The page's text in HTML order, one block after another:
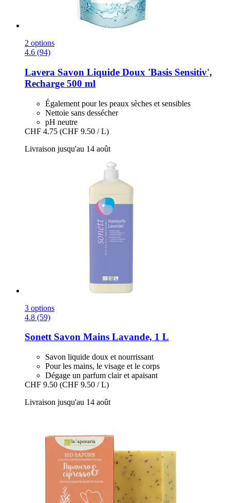
2 options
4.6 (94)
Lavera Savon Liquide Doux 'Basis Sensitiv',
Recharge 500 ml
Également pour les peaux sèches et sensibles
Nettoie sans dessécher
pH neutre
CHF 4.75 (CHF 9.50 / L)
Livraison jusqu'au 14 août
3 options
4.8 (59)
SonettSavon Mains Lavande, 1 L
Savon liquide doux et nourrissant
Pour les mains, le visage et le corps
Dégage un parfum clair et apaisant
CHF 9.50 (CHF 9.50 / L)
Livraison jusqu'au 14 août